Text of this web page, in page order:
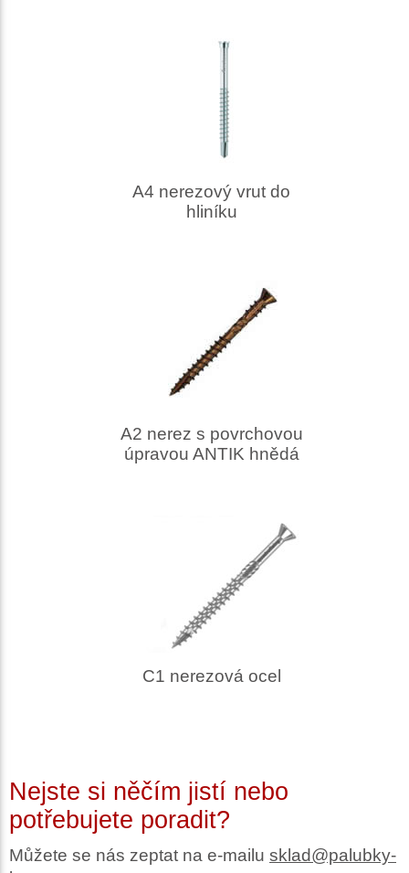
A4 nerezový vrut do
hliníku
A2 nerez s povrchovou
úpravou ANTIK hnědá
C1 nerezová ocel
Nejste si něčím jistí nebo
potřebujete poradit?
Můžete se nás zeptat na e-mailu sklad@palubky-